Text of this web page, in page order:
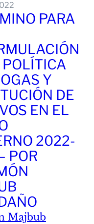
PARA
Y
DE
EN EL
2022-
POR
Majbub